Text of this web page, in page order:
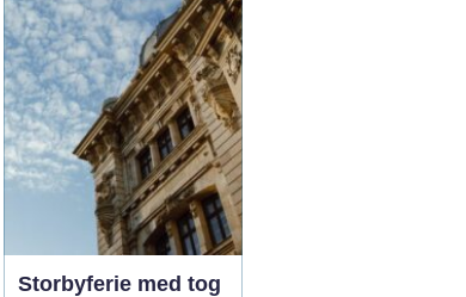
Storbyferie med tog